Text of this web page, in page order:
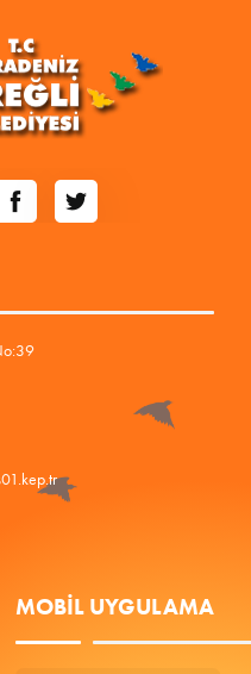
MOBIL UYGULAMA